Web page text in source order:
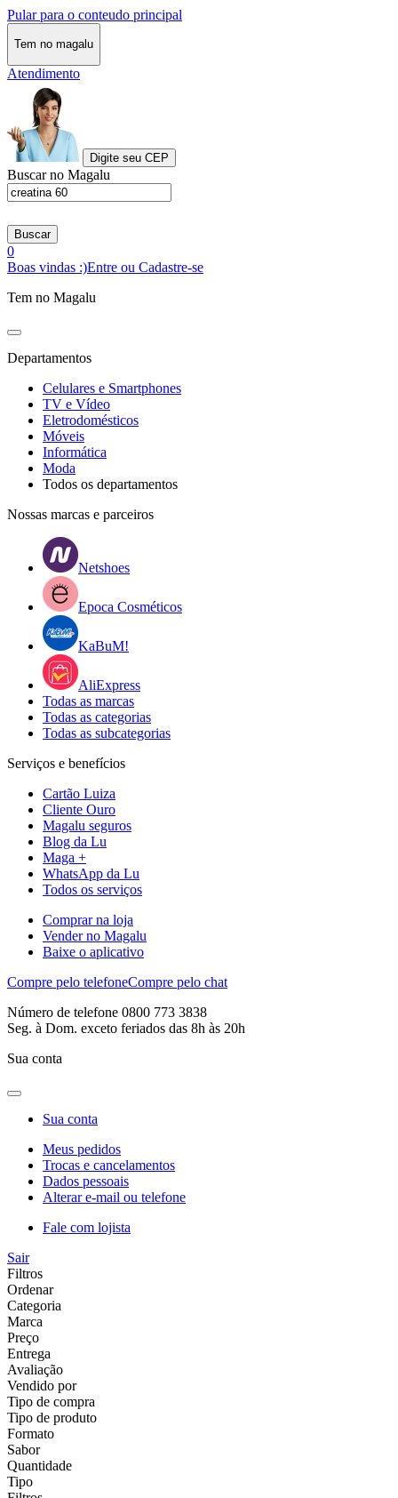
Pular para o conteudo principal
Tem no magalu
Atendimento
Digite seu CEP
Buscar no Magalu
Buscar
0
Boas vindas :)Entre ou Cadastre-se
Tem no Magalu
Departamentos
Celulares e Smartphones
TV e Vídeo
Eletrodomésticos
Móveis
Informática
Moda
Todos os departamentos
Nossas marcas e parceiros
Netshoes
Epoca Cosméticos
KaBuM!
AliExpress
Todas as marcas
Todas as categorias
Todas as subcategorias
Serviços e benefícios
Cartão Luiza
Cliente Ouro
Magalu seguros
Blog da Lu
Maga +
WhatsApp da Lu
Todos os serviços
Comprar na loja
Vender no Magalu
Baixe o aplicativo
Compre pelo telefoneCompre pelo chat
Número de telefone 0800 773 3838
Seg. à Dom. exceto feriados das 8h às 20h
Sua conta
Sua conta
Meus pedidos
Trocas e cancelamentos
Dados pessoais
Alterar e-mail ou telefone
Fale com lojista
Sair
Filtros
Ordenar
Categoria
Marca
Preço
Entrega
Avaliação
Vendido por
Tipo de compra
Tipo de produto
Formato
Sabor
Quantidade
Tipo